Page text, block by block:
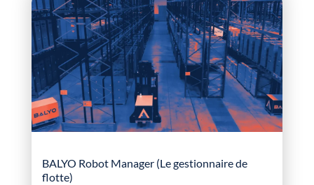
BALYO Robot Manager (Le gestionnaire de
flotte)